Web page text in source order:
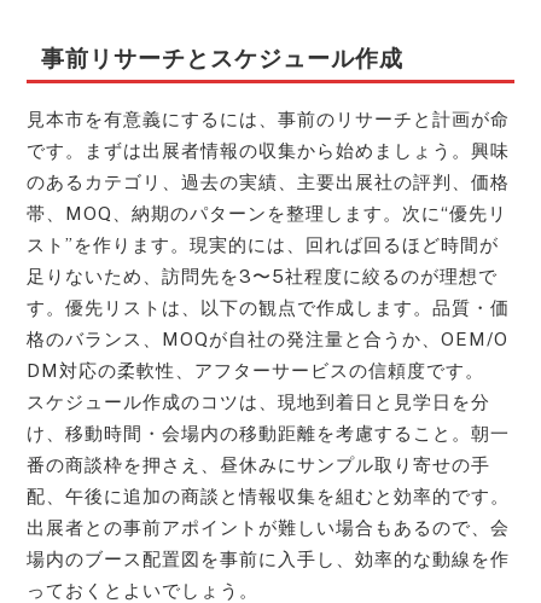
事前リサーチとスケジュール作成
見本市を有意義にするには、事前のリサーチと計画が命
です。まずは出展者情報の収集から始めましょう。興味
のあるカテゴリ、過去の実績、主要出展社の評判、価格
帯、MOQ、納期のパターンを整理します。次に“優先リ
スト”を作ります。現実的には、回れば回るほど時間が
足りないため、訪問先を3〜5社程度に絞るのが理想で
す。優先リストは、以下の観点で作成します。品質・価
格のバランス、MOQが自社の発注量と合うか、OEM/O
DM対応の柔軟性、アフターサービスの信頼度です。
スケジュール作成のコツは、現地到着日と見学日を分
け、移動時間・会場内の移動距離を考慮すること。朝一
番の商談枠を押さえ、昼休みにサンプル取り寄せの手
配、午後に追加の商談と情報収集を組むと効率的です。
出展者との事前アポイントが難しい場合もあるので、会
場内のブース配置図を事前に入手し、効率的な動線を作
っておくとよいでしょう。